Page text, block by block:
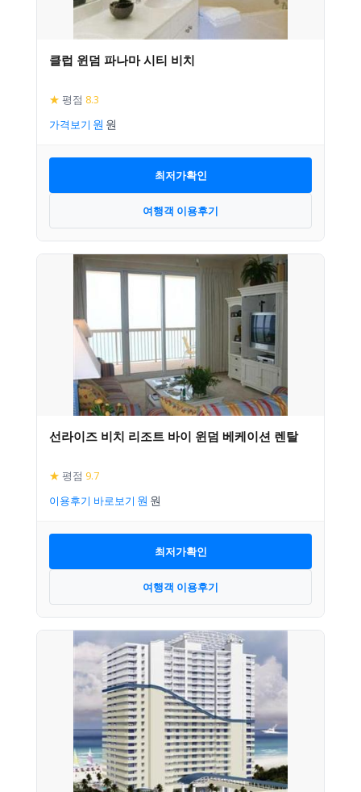
클럽 윈덤 파나마 시티 비치
★ 평점 8.3
가격보기
최저가확인
여행객 이용후기
선라이즈 비치 리조트 바이 윈덤 베케이션 렌탈
★ 평점 9.7
이용후기 바로보기
최저가확인
여행객 이용후기